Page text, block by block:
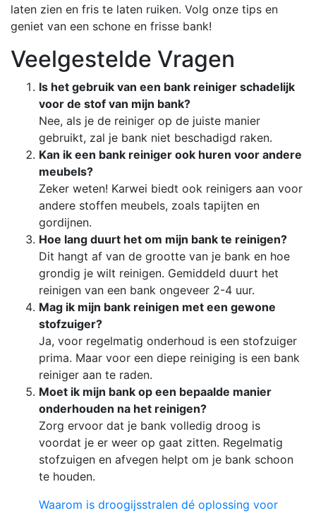
laten zien en fris te laten ruiken. Volg onze tips en
geniet van een schone en frisse bank!
Veelgestelde Vragen
Is het gebruik van een bank reiniger schadelijk
voor de stof van mijn bank?
Nee, als je de reiniger op de juiste manier
gebruikt, zal je bank niet beschadigd raken.
Kan ik een bank reiniger ook huren voor andere
meubels?
Zeker weten! Karwei biedt ook reinigers aan voor
andere stoffen meubels, zoals tapijten en
gordijnen.
Hoe lang duurt het om mijn bank te reinigen?
Dit hangt af van de grootte van je bank en hoe
grondig je wilt reinigen. Gemiddeld duurt het
reinigen van een bank ongeveer 2-4 uur.
Mag ik mijn bank reinigen met een gewone
stofzuiger?
Ja, voor regelmatig onderhoud is een stofzuiger
prima. Maar voor een diepe reiniging is een bank
reiniger aan te raden.
Moet ik mijn bank op een bepaalde manier
onderhouden na het reinigen?
Zorg ervoor dat je bank volledig droog is
voordat je er weer op gaat zitten. Regelmatig
stofzuigen en afvegen helpt om je bank schoon
te houden.
Waarom is droogijsstralen dé oplossing voor